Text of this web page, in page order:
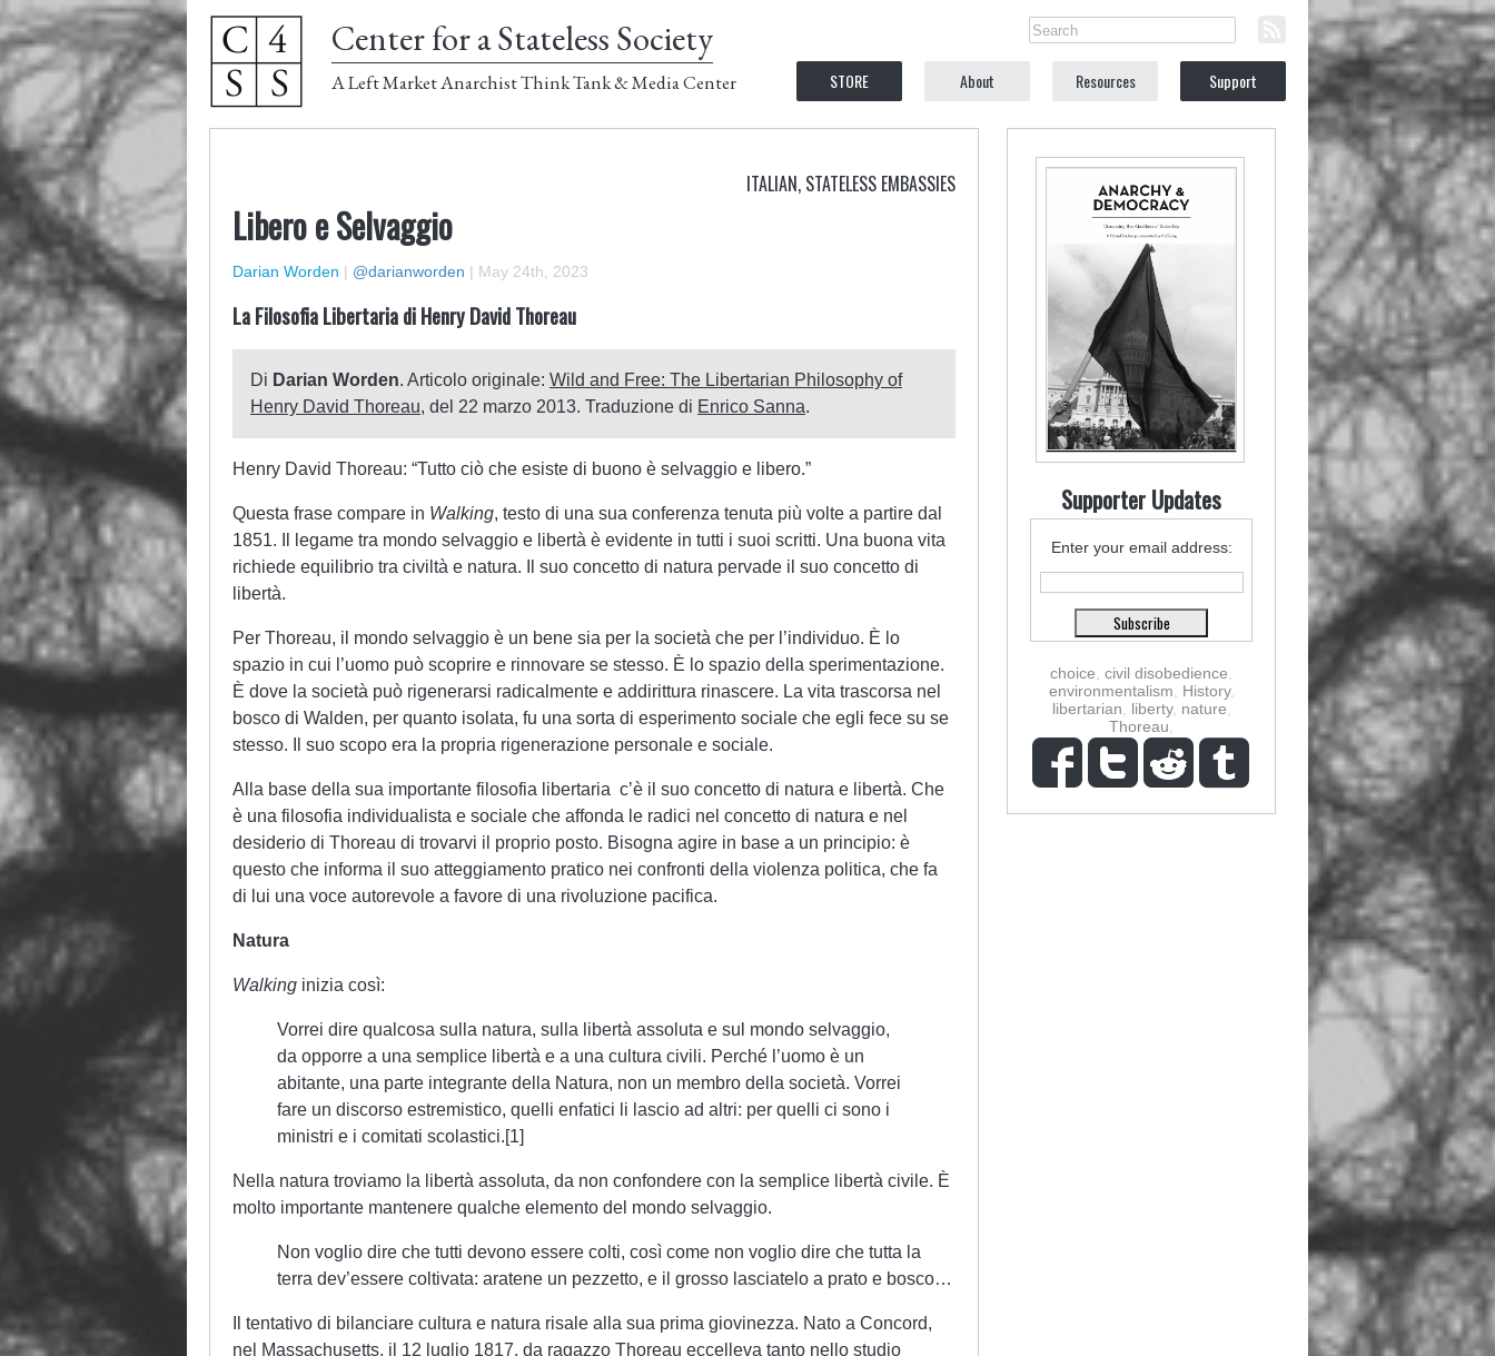
Center for a Stateless Society
A Left Market Anarchist Think Tank & Media Center STORE About Resources Support
ITALIAN, STATELESS EMBASSIES
Libero e Selvaggio
Darian Worden | @darianworden | May 24th, 2023
La Filosofia Libertaria di Henry David Thoreau
Di Darian Worden. Articolo originale: Wild and Free: The Libertarian Philosophy of
Henry David Thoreau, del 22 marzo 2013. Traduzione di Enrico Sanna.
Henry David Thoreau: “Tutto ciò che esiste di buono è selvaggio e libero.”
Questa frase compare in Walking, testo di una sua conferenza tenuta più volte a partire dal
1851. Il legame tra mondo selvaggio e libertà è evidente in tutti i suoi scritti. Una buona vita
richiede equilibrio tra civiltà e natura. Il suo concetto di natura pervade il suo concetto di
libertà.
Per Thoreau, il mondo selvaggio è un bene sia per la società che per l’individuo. È lo
spazio in cui l’uomo può scoprire e rinnovare se stesso. È lo spazio della sperimentazione.
È dove la società può rigenerarsi radicalmente e addirittura rinascere. La vita trascorsa nel
bosco di Walden, per quanto isolata, fu una sorta di esperimento sociale che egli fece su se
stesso. Il suo scopo era la propria rigenerazione personale e sociale.
Alla base della sua importante filosofia libertaria c’è il suo concetto di natura e libertà. Che
è una filosofia individualista e sociale che affonda le radici nel concetto di natura e nel
desiderio di Thoreau di trovarvi il proprio posto. Bisogna agire in base a un principio: è
questo che informa il suo atteggiamento pratico nei confronti della violenza politica, che fa
di lui una voce autorevole a favore di una rivoluzione pacifica.
Natura
Walking inizia così:
Vorrei dire qualcosa sulla natura, sulla libertà assoluta e sul mondo selvaggio,
da opporre a una semplice libertà e a una cultura civili. Perché l’uomo è un
abitante, una parte integrante della Natura, non un membro della società. Vorrei
fare un discorso estremistico, quelli enfatici li lascio ad altri: per quelli ci sono i
ministri e i comitati scolastici.[1]
Nella natura troviamo la libertà assoluta, da non confondere con la semplice libertà civile. È
molto importante mantenere qualche elemento del mondo selvaggio.
Non voglio dire che tutti devono essere colti, così come non voglio dire che tutta la
terra dev’essere coltivata: aratene un pezzetto, e il grosso lasciatelo a prato e bosco…
Il tentativo di bilanciare cultura e natura risale alla sua prima giovinezza. Nato a Concord,
nel Massachusetts, il 12 luglio 1817, da ragazzo Thoreau eccelleva tanto nello studio
Supporter Updates
Enter your email address:
choice civil disobedience
environmentalism
History,
libertarian
liberty, nature
Thoreau